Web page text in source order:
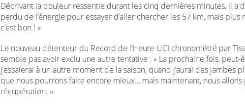
Décrivant la douleur ressentie durant les cinq dernières minutes, il a
perdu de l’énergie pour essayer d’aller chercher les 57 km, mais plus
c’est bon ! »
Le nouveau détenteur du Record de l’Heure UCI chronométré par
semble pas avoir exclu une autre tentative : « La prochaine fois, peut-
j’essaierai à un autre moment de la saison, quand j’aurai des jambes
que nous pourrons faire encore mieux… mais maintenant, nous allons
récupération. »